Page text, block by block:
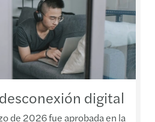
digital
de 2026 fue aprobada en la